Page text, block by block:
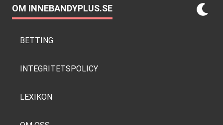
OM INNEBANDYPLUS.SE
BETTING
INTEGRITETSPOLICY
LEXIKON